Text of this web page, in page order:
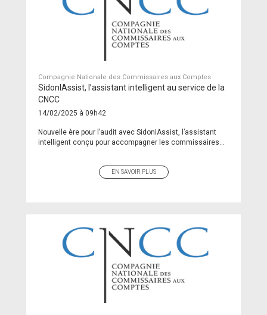
Compagnie Nationale des Commissaires aux Comptes
SidonIAssist, l’assistant intelligent au service de la
CNCC
14/02/2025 à 09h42
Nouvelle ère pour l’audit avec SidonIAssist, l’assistant
intelligent conçu pour accompagner les commissaires...
EN SAVOIR PLUS